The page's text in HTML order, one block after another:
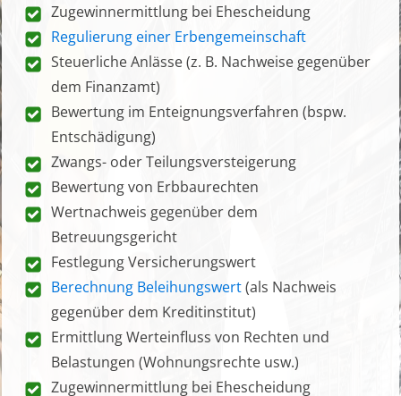
Zugewinnermittlung bei Ehescheidung
Regulierung einer Erbengemeinschaft
Steuerliche Anlässe (z. B. Nachweise gegenüber
dem Finanzamt)
Bewertung im Enteignungsverfahren (bspw.
Entschädigung)
Zwangs- oder Teilungsversteigerung
Bewertung von Erbbaurechten
Wertnachweis gegenüber dem
Betreuungsgericht
Festlegung Versicherungswert
Berechnung Beleihungswert(als Nachweis
gegenüber dem Kreditinstitut)
Ermittlung Werteinfluss von Rechten und
Belastungen (Wohnungsrechte usw.)
Zugewinnermittlung bei Ehescheidung